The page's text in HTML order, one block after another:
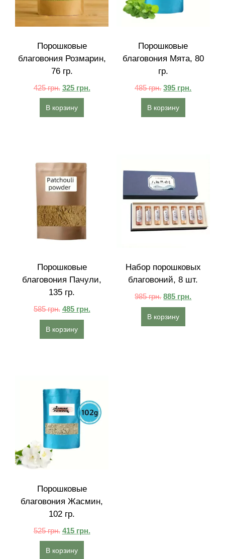
Порошковые
благовония Розмарин,
76 гр.
425грн. 325 грн.
В корзину
Порошковые
благовония Мята, 80
гр.
485грн. 395 грн.
В корзину
Порошковые
благовония Пачули,
135 гр.
585грн. 485 грн.
В корзину
Набор порошковых
благовоний, 8 шт.
985грн. 885 грн.
В корзину
Порошковые
благовония Жасмин,
102 гр.
525грн. 415 грн.
В корзину